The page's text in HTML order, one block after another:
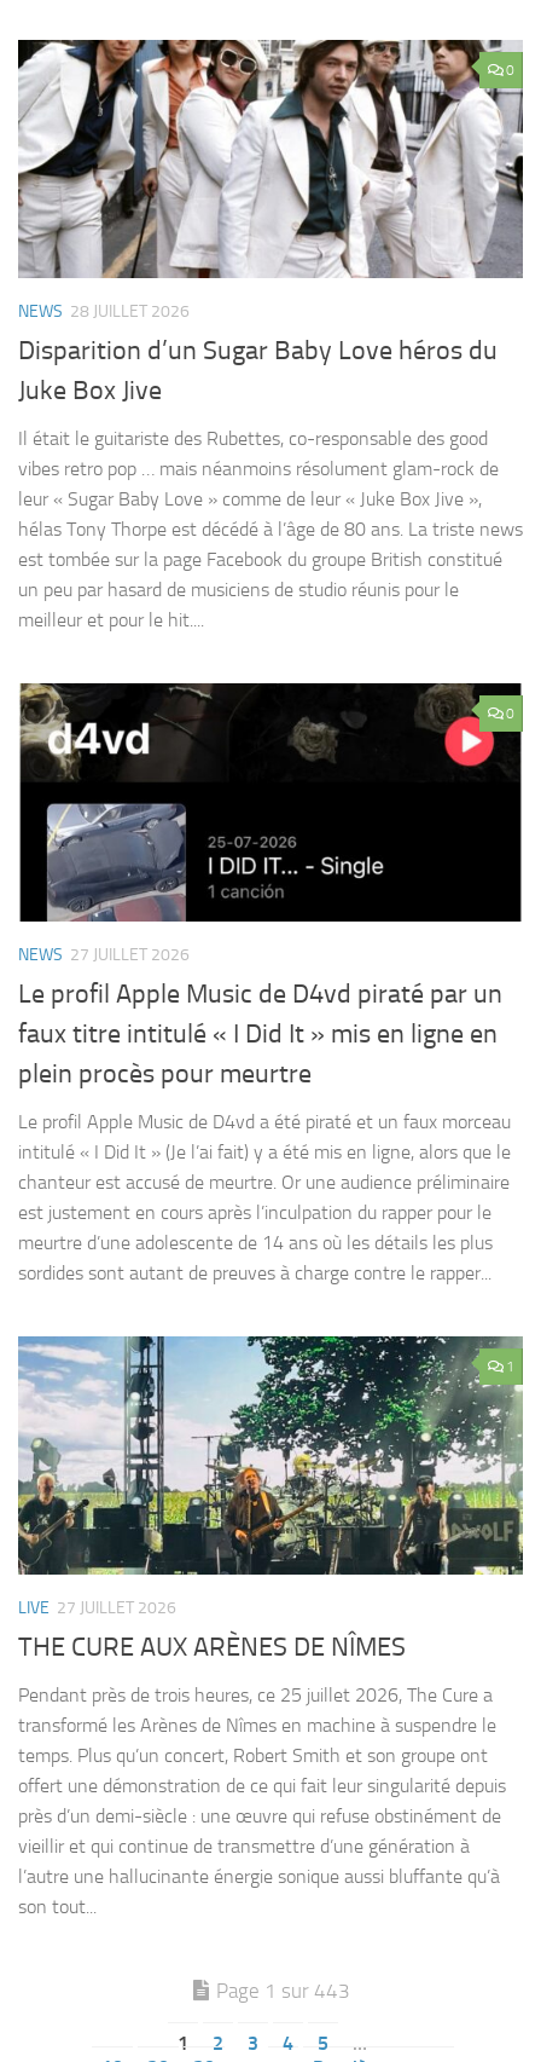
0
NEWS 28 JUILLET 2026
Disparition d’un Sugar Baby Love héros du
Juke Box Jive
Il était le guitariste des Rubettes, co-responsable des good
vibes retro pop … mais néanmoins résolument glam-rock de
leur « Sugar Baby Love » comme de leur « Juke Box Jive »,
hélas Tony Thorpe est décédé à l’âge de 80 ans. La triste news
est tombée sur la page Facebook du groupe British constitué
un peu par hasard de musiciens de studio réunis pour le
meilleur et pour le hit....
0
NEWS 27 JUILLET 2026
Le profil Apple Music de D4vd piraté par un
faux titre intitulé « I Did It » mis en ligne en
plein procès pour meurtre
Le profil Apple Music de D4vd a été piraté et un faux morceau
intitulé « I Did It » (Je l’ai fait) y a été mis en ligne, alors que le
chanteur est accusé de meurtre. Or une audience préliminaire
est justement en cours après l’inculpation du rapper pour le
meurtre d’une adolescente de 14 ans où les détails les plus
sordides sont autant de preuves à charge contre le rapper...
1
LIVE 27 JUILLET 2026
THE CURE AUX ARÈNES DE NÎMES
Pendant près de trois heures, ce 25 juillet 2026, The Cure a
transformé les Arènes de Nîmes en machine à suspendre le
temps. Plus qu’un concert, Robert Smith et son groupe ont
offert une démonstration de ce qui fait leur singularité depuis
près d’un demi-siècle : une œuvre qui refuse obstinément de
vieillir et qui continue de transmettre d’une génération à
l’autre une hallucinante énergie sonique aussi bluffante qu’à
son tout...
Page 1 sur 443
1 2 3 4 5
…